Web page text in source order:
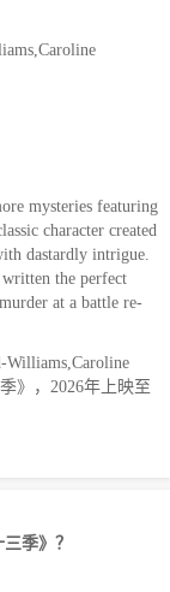
mysteries featuring
character created
dastardly intrigue.
the perfect
at a battle re-
Williams,Caroline
》，2026年上映至
季》？